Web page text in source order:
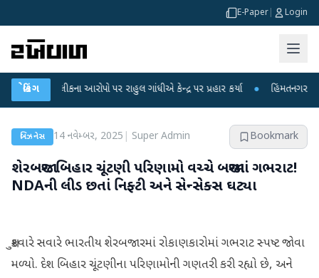
E-Paper Login
બ્રેકિંગ
લીકના આરોપો પર રાહુલ ગાંધીએ કેન્દ્ર પર પ્રહાર કર્યા ● હિંમતનગરમાં રહસ્યમય
બિઝનેસ 14 નવેમ્બર, 2025 Super Admin Bookmark
શેરબજાર: બિહાર ચૂંટણી પરિણામો વચ્ચે બજારમાં ગભરાટ!
NDAની લીડ છતાં નિફ્ટી અને સેન્સેક્સ ઘટ્યા
શુક્રવારે સવારે ભારતીય શેરબજારમાં રોકાણકારોમાં ગભરાટ સ્પષ્ટ જોવા
મળ્યો. દેશ બિહાર ચૂંટણીના પરિણામોની ગણતરી કરી રહ્યો છે, અને